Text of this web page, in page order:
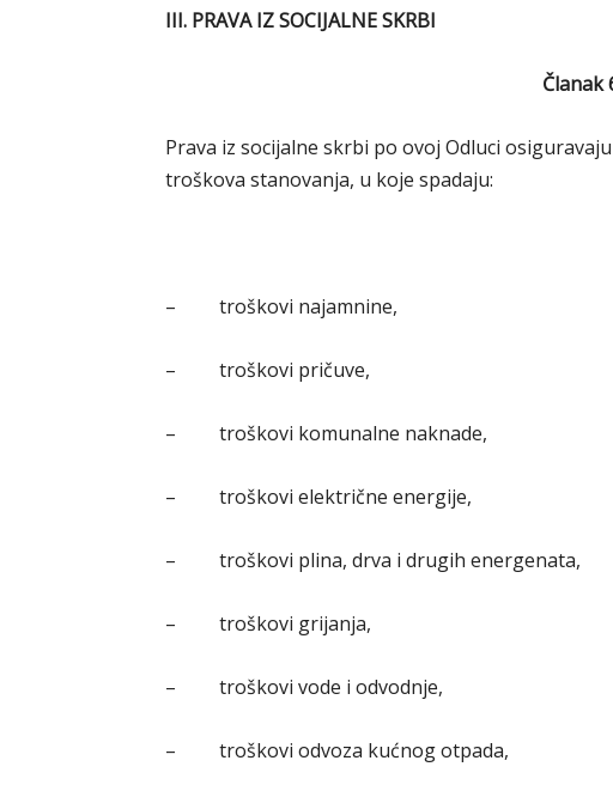
III. PRAVA IZ SOCIJALNE SKRBI
Članak
Prava iz socijalne skrbi po ovoj Odluci
troškova stanovanja, u koje spadaju:
– troškovi najamnine,
– troškovi pričuve,
– troškovi komunalne naknade,
– troškovi električne energije,
– troškovi plina, drva i drugih energenata,
– troškovi grijanja,
– troškovi vode i odvodnje,
– troškovi odvoza kućnog otpada,